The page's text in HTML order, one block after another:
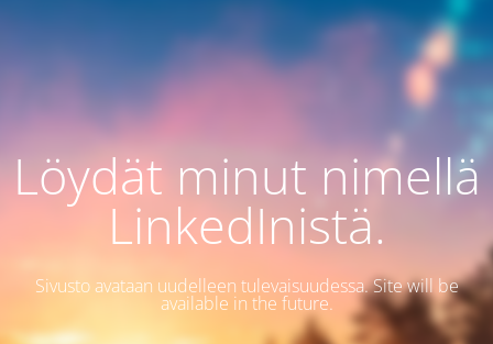
Löydät minut nimellä
LinkedInistä.
Sivusto avataan uudelleen tulevaisuudessa. Site will be
available in the future.